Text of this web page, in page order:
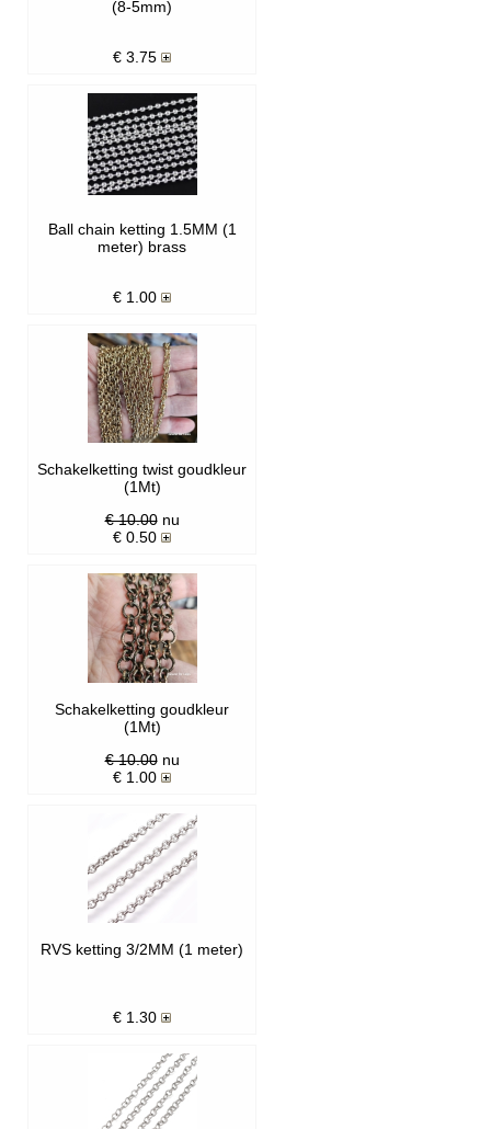
(8-5mm)
€ 3.75
Ball chain ketting 1.5MM (1
meter) brass
€ 1.00
Schakelketting twist goudkleur
(1Mt)
€ 10.00nu
€ 0.50
Schakelketting goudkleur
(1Mt)
€ 10.00nu
€ 1.00
RVS ketting 3/2MM (1 meter)
€ 1.30